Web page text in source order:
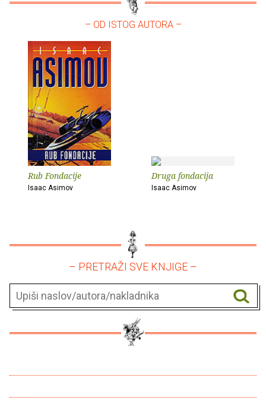
– OD ISTOG AUTORA –
Rub Fondacije
Isaac Asimov
Druga fondacija
Isaac Asimov
– PRETRAŽI SVE KNJIGE –